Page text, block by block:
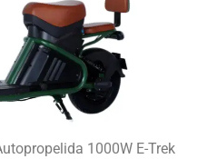
1000W E-Trek